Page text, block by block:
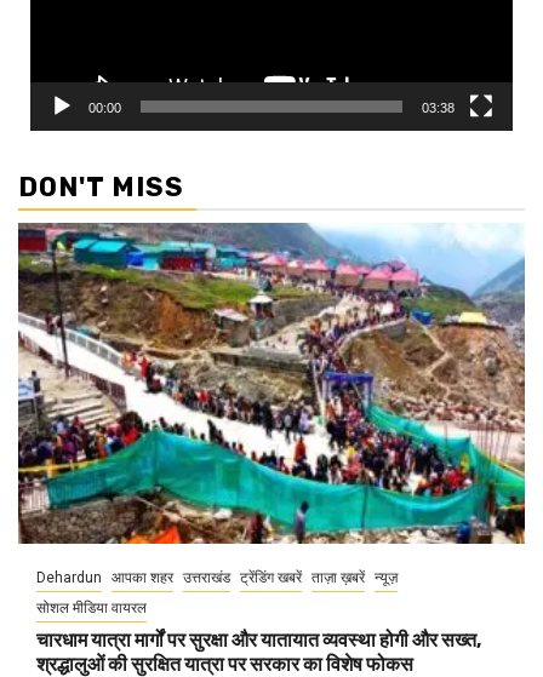
00:00 03:38
DON'T MISS
Dehardun आपका शहर उत्तराखंड ट्रेंडिंग खबरें ताज़ा ख़बरें न्यूज़
सोशल मीडिया वायरल
चारधाम यात्रा मार्गों पर सुरक्षा और यातायात व्यवस्था होगी और सख्त,
श्रद्धालुओं की सुरक्षित यात्रा पर सरकार का विशेष फोकस